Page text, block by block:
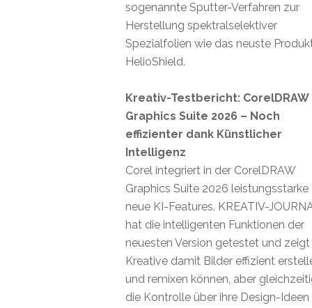
sogenannte Sputter-Verfahren zur
Herstellung spektralselektiver
Spezialfolien wie das neuste
HelioShield.
Kreativ-Testbericht: CorelDRAW
Graphics Suite 2026 – Noch
effizienter dank Künstlicher
Intelligenz
Corel integriert in der CorelDRAW
Graphics Suite 2026 leistungsstarke
neue KI-Features. KREATIV-
hat die intelligenten Funktionen der
neuesten Version getestet und
Kreative damit Bilder effizient
und remixen können, aber
die Kontrolle über ihre Design-Ideen